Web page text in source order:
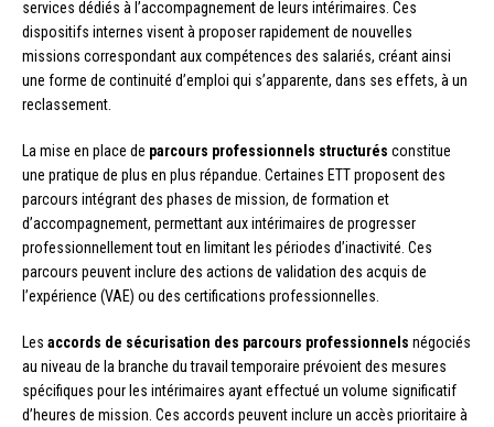
services dédiés à l’accompagnement de leurs intérimaires. Ces
dispositifs internes visent à proposer rapidement de nouvelles
missions correspondant aux compétences des salariés, créant ainsi
une forme de continuité d’emploi qui s’apparente, dans ses effets, à un
reclassement.
La mise en place de parcours professionnels structurés constitue
une pratique de plus en plus répandue. Certaines ETT proposent des
parcours intégrant des phases de mission, de formation et
d’accompagnement, permettant aux intérimaires de progresser
professionnellement tout en limitant les périodes d’inactivité. Ces
parcours peuvent inclure des actions de validation des acquis de
l’expérience (VAE) ou des certifications professionnelles.
Les accords de sécurisation des parcours professionnels négociés
au niveau de la branche du travail temporaire prévoient des mesures
spécifiques pour les intérimaires ayant effectué un volume significatif
d’heures de mission. Ces accords peuvent inclure un accès prioritaire à